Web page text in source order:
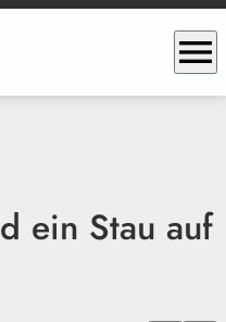
menu
ein Stau auf